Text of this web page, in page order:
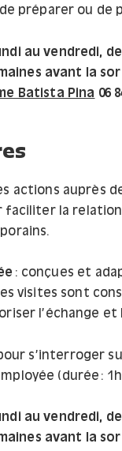
préparer ou de
au vendredi,
avant la
Batista Pina 06
actions auprès
faciliter la
: conçues et
les visites sont
l’échange et
s’interroger
(durée :
au vendredi,
avant la